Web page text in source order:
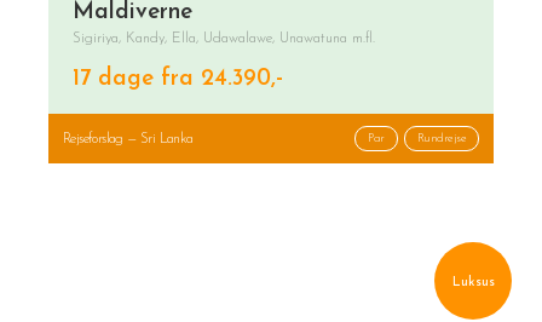
Maldiverne
Sigiriya, Kandy, Ella, Udawalawe, Unawatuna m.fl.
17 dage fra 24.390,-
Rejseforslag — Sri Lanka Par Rundrejse
Luksus